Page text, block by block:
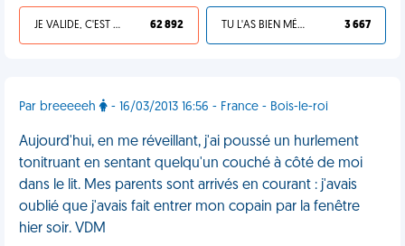
JE VALIDE, C'EST UNE VDM 62 892 TU L'AS BIEN MÉRITÉ 3 667
Par breeeeeh - 16/03/2013 16:56 - France - Bois-le-roi
Aujourd'hui, en me réveillant, j'ai poussé un hurlement
tonitruant en sentant quelqu'un couché à côté de moi
dans le lit. Mes parents sont arrivés en courant : j'avais
oublié que j'avais fait entrer mon copain par la fenêtre
hier soir. VDM